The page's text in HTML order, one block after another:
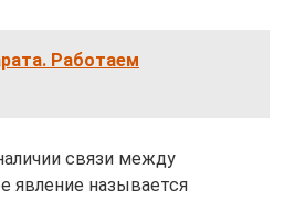
Работаем
связи между
явление называется